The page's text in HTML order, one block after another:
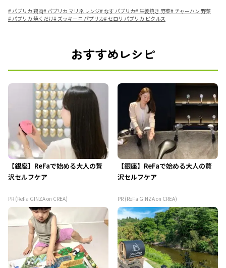
#パプリカ 鶏肉#パプリカ マリネ レンジ# なす パプリカ# 生姜焼き 野菜# チャーハン 野菜
#パプリカ 焼くだけ# ズッキーニ パプリカ#セロリ パプリカ ピクルス
おすすめレシピ
【銀座】ReFaで始める大人の贅
沢セルフケア
PR (ReFa GINZA on CREA)
【銀座】ReFaで始める大人の贅
沢セルフケア
PR (ReFa GINZA on CREA)